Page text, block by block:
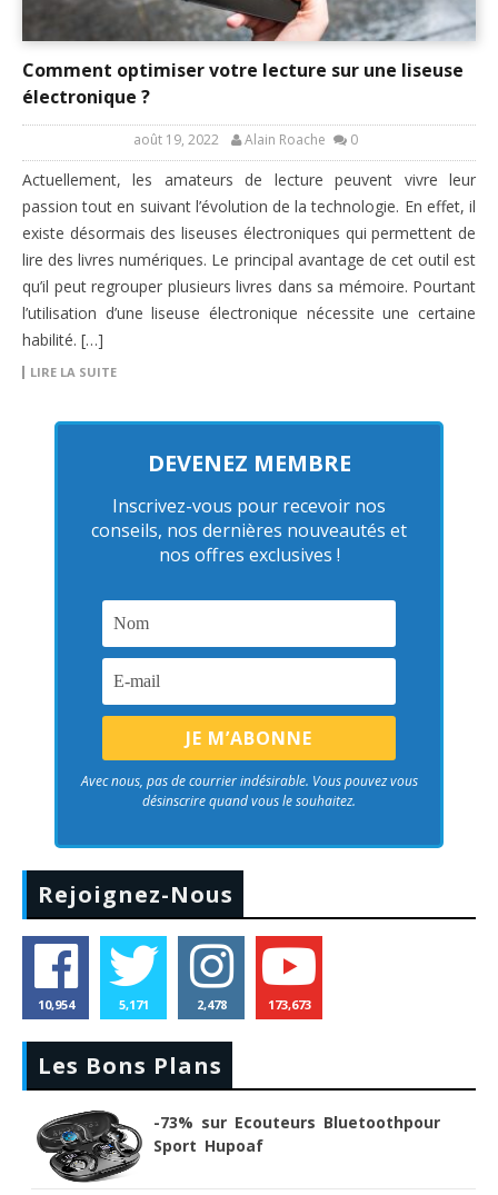
Comment optimiser votre lecture sur une liseuse
électronique ?
août 19, 2022 Alain Roache 0
Actuellement, les amateurs de lecture peuvent vivre leur
passion tout en suivant l’évolution de la technologie. En effet, il
existe désormais des liseuses électroniques qui permettent de
lire des livres numériques. Le principal avantage de cet outil est
qu’il peut regrouper plusieurs livres dans sa mémoire. Pourtant
l’utilisation d’une liseuse électronique nécessite une certaine
habilité. […]
LIRE LA SUITE
DEVENEZ MEMBRE
Inscrivez-vous pour recevoir nos
conseils, nos dernières nouveautés et
nos offres exclusives !
Avec nous, pas de courrier indésirable. Vous pouvez vous
désinscrire quand vous le souhaitez.
Rejoignez-Nous
10,954 5,171 2,478 173,673
Les Bons Plans
-73% sur Ecouteurs Bluetoothpour
Sport Hupoaf